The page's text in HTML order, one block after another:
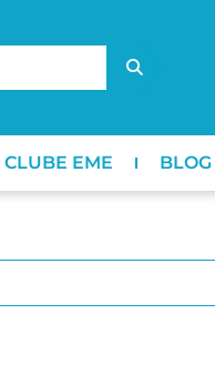
CLUBE EME BLOG